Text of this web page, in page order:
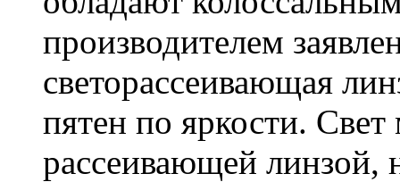
производителем
светорассеивающая
пятен по яркости.
рассеивающей линзой,